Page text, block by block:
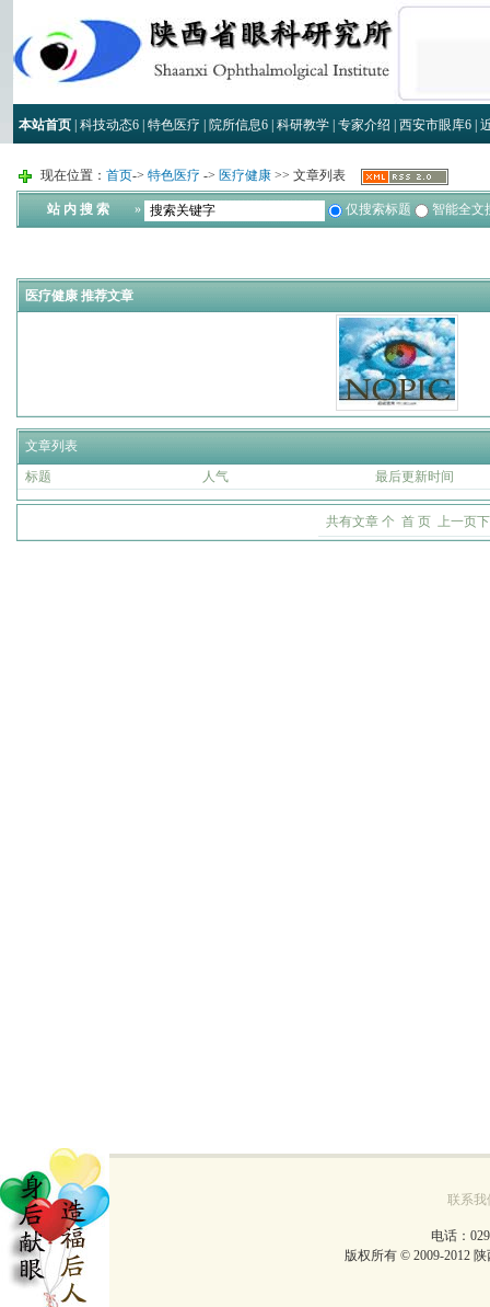
本站首页| 科技动态6| 特色医疗 院所信息6| 科研教学| 专家介绍 西安市眼库6|
现在位置： 首页-> 特色医疗 -> 医疗健康 >> 文章列表
站 内 搜 索 » 仅搜索标题 智能全文
医疗健康 推荐文章
文章列表
标题
人气 最后更新时间
共有文章 个 首 页 上一页
联系我
电话：
版权所有 © 2009-2012